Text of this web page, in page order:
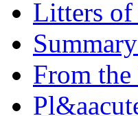
Litters of
From